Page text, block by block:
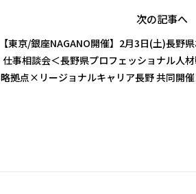
次の記事
【東京/銀座NAGANO開催】2月3日(土)長野
仕事相談会＜長野県プロフェッショナル人
略拠点×リージョナルキャリア長野 共同開